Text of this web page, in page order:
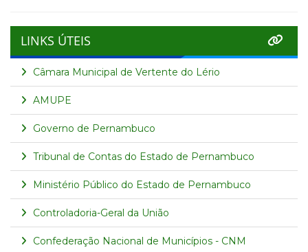
LINKS ÚTEIS
Câmara Municipal de Vertente do Lério
AMUPE
Governo de Pernambuco
Tribunal de Contas do Estado de Pernambuco
Ministério Público do Estado de Pernambuco
Controladoria-Geral da União
Confederação Nacional de Municípios - CNM